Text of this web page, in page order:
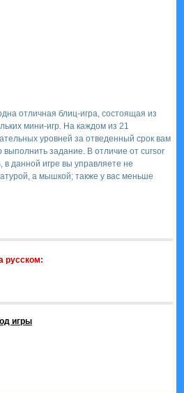
отличная блиц-игра, состоящая из
мини-игр. На каждом из 21
уровней за отведенный срок вам
выполнить задание. В отличие от cursor
в данной игре вы управляете не
а мышкой; также у вас меньше
русском:
игры